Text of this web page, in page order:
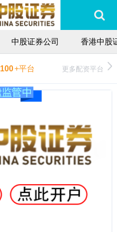
中股证券公司 香港中股
100+平台 更多配资平台